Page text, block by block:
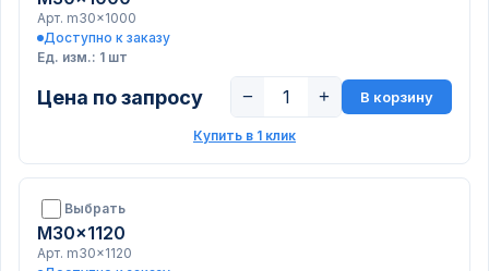
Арт. m30x1000
Доступно к заказу
Ед. изм.: 1 шт
Цена по запросу − + В корзину
Купить в 1 клик
Выбрать
M30x1120
Арт. m30x1120